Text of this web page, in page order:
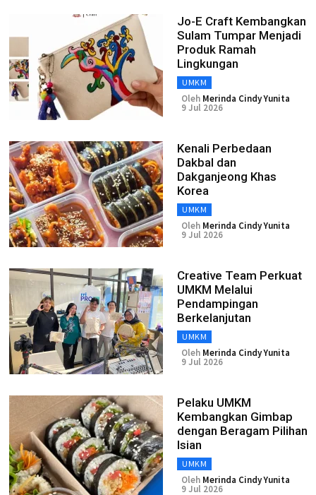
Jo-E Craft Kembangkan
Sulam Tumpar Menjadi
Produk Ramah
Lingkungan
UMKM
Oleh Merinda Cindy Yunita
9 Jul 2026
Kenali Perbedaan
Dakbal dan
Dakganjeong Khas
Korea
UMKM
Oleh Merinda Cindy Yunita
9 Jul 2026
Creative Team Perkuat
UMKM Melalui
Pendampingan
Berkelanjutan
UMKM
Oleh Merinda Cindy Yunita
9 Jul 2026
Pelaku UMKM
Kembangkan Gimbap
dengan Beragam Pilihan
Isian
UMKM
Oleh Merinda Cindy Yunita
9 Jul 2026